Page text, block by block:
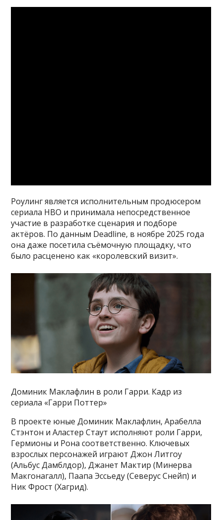
Роулинг является исполнительным продюсером
сериала HBO и принимала непосредственное
участие в разработке сценария и подборе
актёров. По данным Deadline, в ноябре 2025 года
она даже посетила съёмочную площадку, что
было расценено как «королевский визит».
Доминик Маклафлин в роли Гарри. Кадр из
сериала «Гарри Поттер»
В проекте юные Доминик Маклафлин, Арабелла
Стэнтон и Аластер Стаут исполняют роли Гарри,
Гермионы и Рона соответственно. Ключевых
взрослых персонажей играют Джон Литгоу
(Альбус Дамблдор), Джанет Мактир (Минерва
Макгонагалл), Паапа Эссьеду (Северус Снейп) и
Ник Фрост (Хагрид).